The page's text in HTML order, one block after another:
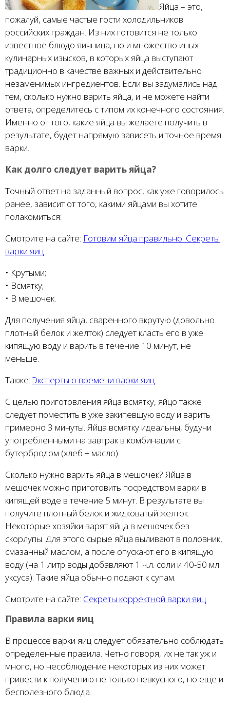
Яйца – это,
пожалуй, самые частые гости холодильников
российских граждан. Из них готовится не только
известное блюдо яичница, но и множество иных
кулинарных изысков, в которых яйца выступают
традиционно в качестве важных и действительно
незаменимых ингредиентов. Если вы задумались над
тем, сколько нужно варить яйца, и не можете найти
ответа, определитесь с типом их конечного состояния.
Именно от того, какие яйца вы желаете получить в
результате, будет напрямую зависеть и точное время
варки.
Как долго следует варить яйца?
Точный ответ на заданный вопрос, как уже говорилось
ранее, зависит от того, какими яйцами вы хотите
полакомиться:
Смотрите на сайте: Готовим яйца правильно. Секреты
варки яиц
• Крутыми;
• Всмятку;
• В мешочек.
Для получения яйца, сваренного вкрутую (довольно
плотный белок и желток) следует класть его в уже
кипящую воду и варить в течение 10 минут, не
меньше.
Также: Эксперты о времени варки яиц
С целью приготовления яйца всмятку, яйцо также
следует поместить в уже закипевшую воду и варить
примерно 3 минуты. Яйца всмятку идеальны, будучи
употребленными на завтрак в комбинации с
бутербродом (хлеб + масло).
Сколько нужно варить яйца в мешочек? Яйца в
мешочек можно приготовить посредством варки в
кипящей воде в течение 5 минут. В результате вы
получите плотный белок и жидковатый желток.
Некоторые хозяйки варят яйца в мешочек без
скорлупы. Для этого сырые яйца выливают в половник,
смазанный маслом, а после опускают его в кипящую
воду (на 1 литр воды добавляют 1 ч.л. соли и 40-50 мл
уксуса). Такие яйца обычно подают к супам.
Смотрите на сайте: Секреты корректной варки яиц
Правила варки яиц
В процессе варки яиц следует обязательно соблюдать
определенные правила. Четно говоря, их не так уж и
много, но несоблюдение некоторых из них может
привести к получению не только невкусного, но еще и
бесполезного блюда.